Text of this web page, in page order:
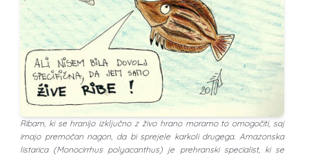
Ribam, ki se hranijo izključno z živo hrano moramo to omogočiti, saj
imajo premočan nagon, da bi sprejele karkoli drugega. Amazonska
listarica (Monocirrhus polyacanthus) je prehranski specialist, ki se